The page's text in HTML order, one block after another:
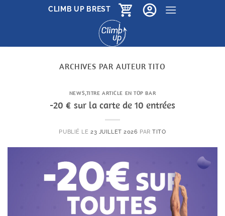
CLIMB UP BREST
ARCHIVES PAR AUTEURTITO
NEWS,TITRE ARTICLE EN TOP BAR
-20 € sur la carte de 10 entrées
PUBLIÉ LE23 JUILLET 2026 PARTITO